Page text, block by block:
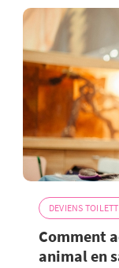
DEVIENS
Comment
animal en